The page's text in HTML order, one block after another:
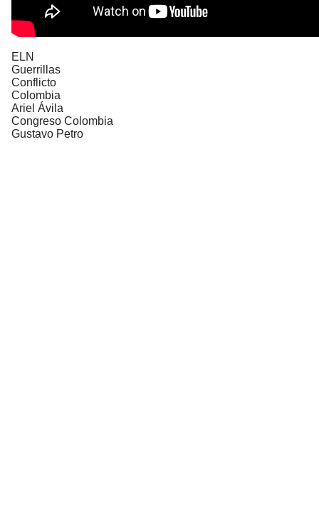
ELN
Guerrillas
Conflicto
Colombia
Ariel Ávila
Congreso Colombia
Gustavo Petro